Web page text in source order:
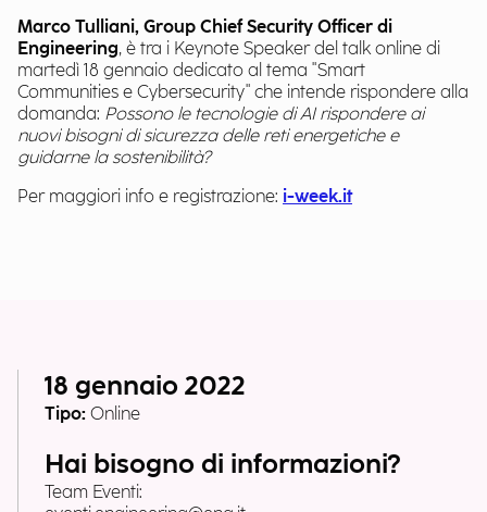
Marco Tulliani, Group Chief Security Officer di
Engineering, è tra i Keynote Speaker del talk online di
martedì 18 gennaio dedicato al tema "Smart
Communities e Cybersecurity" che intende rispondere alla
domanda: Possono le tecnologie di AI rispondere ai
nuovi bisogni di sicurezza delle reti energetiche e
guidarne la sostenibilità?
Per maggiori info e registrazione: i-week.it
18 gennaio 2022
Tipo: Online
Hai bisogno di informazioni?
Team Eventi: